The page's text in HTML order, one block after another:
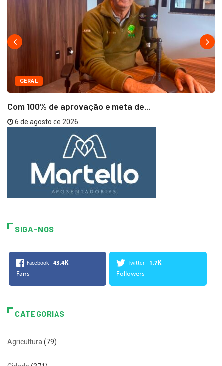
GERAL
Com 100% de aprovação e meta de...
6 de agosto de 2026
SIGA-NOS
Facebook 43.4K
Fans
Twitter 1.7K
Followers
CATEGORIAS
Agricultura (79)